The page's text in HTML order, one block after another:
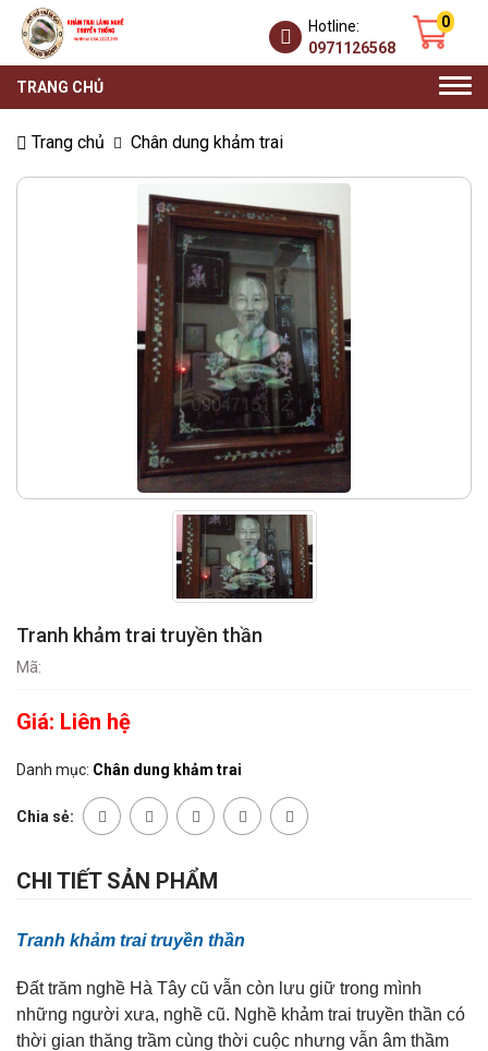
0
Hotline:
0971126568
TRANG CHỦ
Trang chủ Chân dung khảm trai
Tranh khảm trai truyền thần
Mã:
Giá: Liên hệ
Danh mục: Chân dung khảm trai
Chia sẻ:
CHI TIẾT SẢN PHẨM
Tranh khảm trai truyền thần
Đất trăm nghề Hà Tây cũ vẫn còn lưu giữ trong mình
những người xưa, nghề cũ. Nghề khảm trai truyền thần có
thời gian thăng trầm cùng thời cuộc nhưng vẫn âm thầm